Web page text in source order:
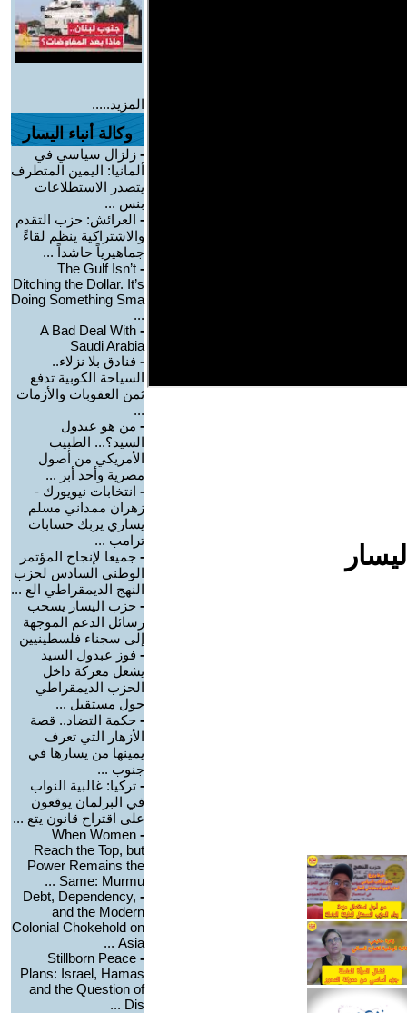
المزيد.....
وكالة أنباء اليسار
- زلزال سياسي في
ألمانيا: اليمين المتطرف
يتصدر الاستطلاعات
بنس ...
- العرائش: حزب التقدم
والاشتراكية ينظم لقاءً
جماهيرياً حاشداً ...
-
The Gulf Isn’t
Ditching the Dollar. It’s
Doing Something Sma
...
-
A Bad Deal With
Saudi Arabia
- فنادق بلا نزلاء..
السياحة الكوبية تدفع
ثمن العقوبات والأزمات
...
- من هو عبدول
السيد؟... الطبيب
الأمريكي من أصول
مصرية وأحد أبر ...
- انتخابات نيويورك -
زهران ممداني مسلم
يساري يربك حسابات
ترامب ...
- جميعا لإنجاح المؤتمر
الوطني السادس لحزب
النهج الديمقراطي الع ...
- حزب اليسار يسحب
رسائل الدعم الموجهة
إلى سجناء فلسطينيين
- فوز عبدول السيد
يشعل معركة داخل
الحزب الديمقراطي
حول مستقبل ...
- حكمة التضاد.. قصة
الأزهار التي تعرف
يمينها من يسارها في
جنوب ...
- تركيا: غالبية النواب
في البرلمان يوقعون
على اقتراح قانون يتع ...
-
When Women
Reach the Top, but
Power Remains the
Same: Murmu ...
-
Debt, Dependency,
and the Modern
Colonial Chokehold on
Asia ...
-
Stillborn Peace
Plans: Israel, Hamas
and the Question of
Dis ...